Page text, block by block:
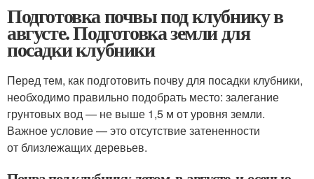
Подготовка почвы под клубнику в
августе. Подготовка земли для
посадки клубники
Перед тем, как подготовить почву для посадки клубники,
необходимо правильно подобрать место: залегание
грунтовых вод — не выше 1,5 м от уровня земли.
Важное условие — это отсутствие затененности
от близлежащих деревьев.